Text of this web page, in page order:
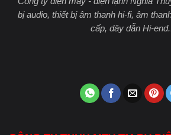
bị audio, thiết bị âm thanh hi-fi, âm
cấp, dây dẫn Hi-